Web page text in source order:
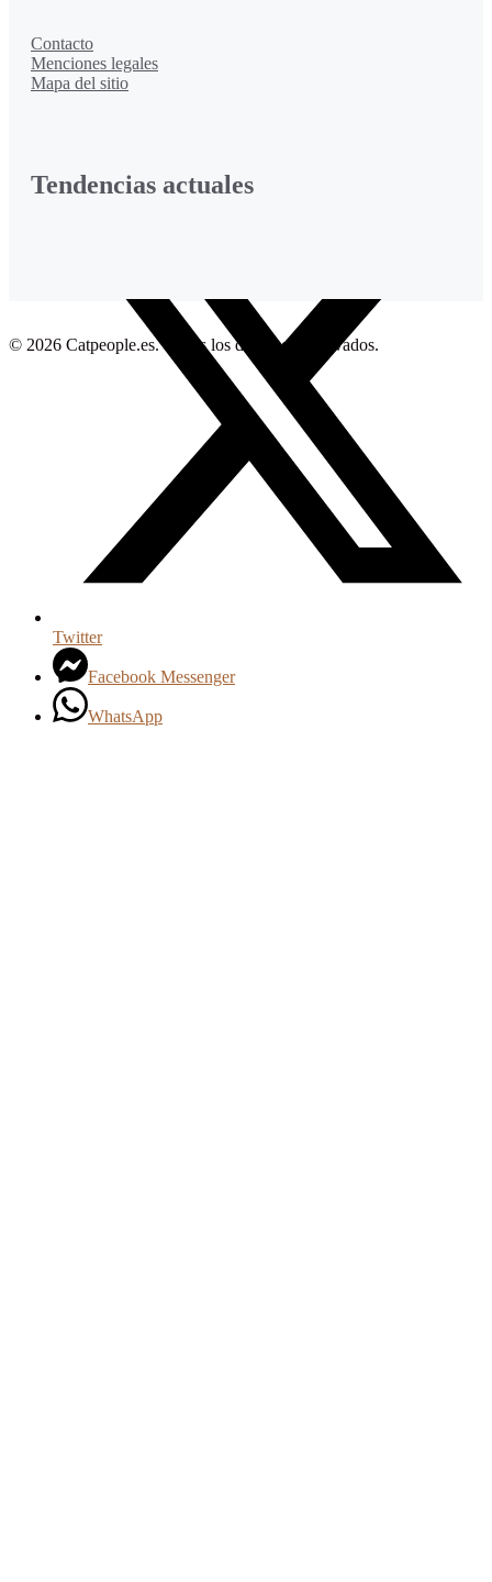
Contacto
Menciones legales
Mapa del sitio
Tendencias actuales
© 2026 Catpeople.es. Todos los derechos reservados.
Facebook
Twitter
Facebook Messenger
WhatsApp